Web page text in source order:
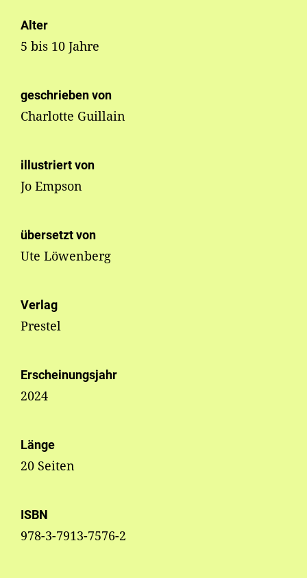
Alter
5 bis 10 Jahre
geschrieben von
Charlotte Guillain
illustriert von
Jo Empson
übersetzt von
Ute Löwenberg
Verlag
Prestel
Erscheinungsjahr
2024
Länge
20 Seiten
ISBN
978-3-7913-7576-2